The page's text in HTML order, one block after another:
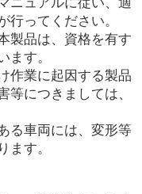
行ってください。
製品は、資格を有す
ます。
作業に起因する製品
につきましては、
る車両には、変形等
ます。